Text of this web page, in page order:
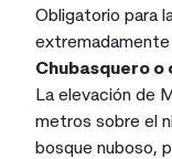
Obligatorio para
Chubasquero
La elevación de
metros sobre el
bosque nuboso,